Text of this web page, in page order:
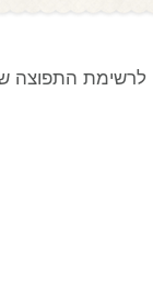
לרשימת התפוצה